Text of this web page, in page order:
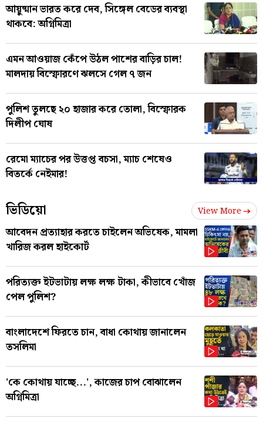
আয়ুষ্মান ভারত করে দেব, সিঙ্গেল বেডের ব্যবস্থা
থাকবে: অগ্নিমিত্রা
এমন আওয়াজ কেঁপে উঠল পাশের বাড়ির চাল!
মালদায় বিস্ফোরণে ঝলসে গেল ৭ জন
পুলিশ তুলছে ২০ হাজার করে তোলা, বিস্ফোরক
দিলীপ ঘোষ
রেমো ম্যাচের পর উত্তপ্ত বচসা, ম্যাচ শেষেও
বিতর্কে নেইমার!
ভিডিয়ো View More
আবেদন প্রত্যাহার করতে চাইলেন অভিষেক, মামলা
খারিজ করল হাইকোর্ট
পরিত্যক্ত ইটভাটায় লক্ষ লক্ষ টাকা, কীভাবে খোঁজ
পেল পুলিশ?
বাংলাদেশে ফিরতে চান, বাধা কোথায় জানালেন
তসলিমা
'কে কোথায় যাচ্ছে...', কাজের চাপ বোঝালেন
অগ্নিমিত্রা